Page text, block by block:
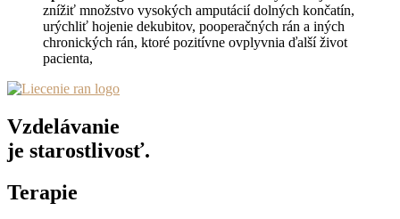
znížiť množstvo vysokých amputácií dolných končatín,
urýchliť hojenie dekubitov, pooperačných rán a iných
chronických rán, ktoré pozitívne ovplyvnia ďalší život
pacienta,
Vzdelávanie
je starostlivosť.
Terapie